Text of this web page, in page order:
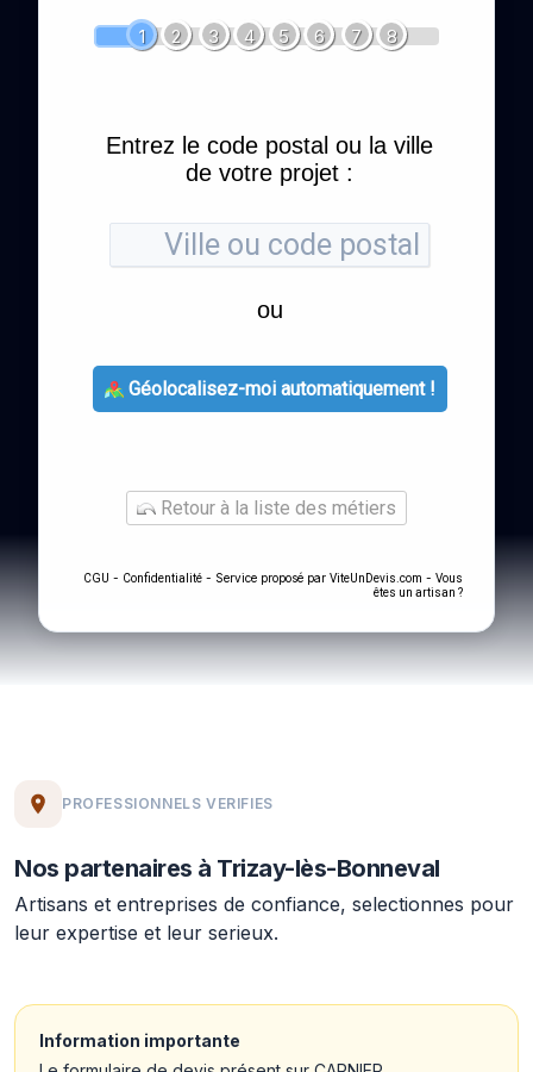
1 2 3 4 5 6 7 8
Entrez le code postal ou la ville
de votre projet :
ou
Géolocalisez-moi automatiquement !
Retour à la liste des métiers
CGU - Confidentialité - Service proposé par ViteUnDevis.com - Vous
êtes un artisan ?
PROFESSIONNELS VERIFIES
Nos partenaires à Trizay-lès-Bonneval
Artisans et entreprises de confiance, selectionnes pour
leur expertise et leur serieux.
Information importante